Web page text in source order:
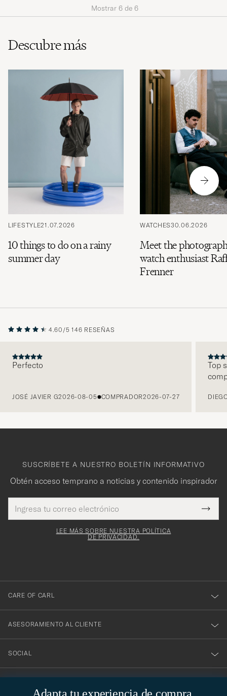
Mostrar 6 de 6
Descubre más
LIFESTYLE21.07.2026
10 things to do on a rainy
summer day
WATCHES30.06.2026
Meet the
watch enthusiast
Frenner
4.60/5 146 RESEÑAS
Perfecto
JOSÉ JAVIER G2026-08-05 COMPRADOR2026-07-27
Top
SUSCRÍBETE A NUESTRO BOLETÍN INFORMATIVO
Obtén acceso temprano a noticias y contenido inspirador
de
correo
Este
es
¡Gracias
por
suscribirte
boletín!
LEE MÁS SOBRE NUESTRA POLÍTICA
DE PRIVACIDAD.
CARE OF CARL
ASESORAMIENTO AL CLIENTE
SOCIAL